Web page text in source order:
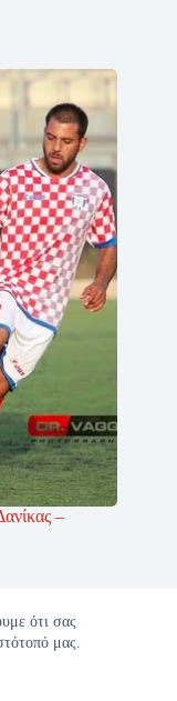
ότι σας
μας.
–